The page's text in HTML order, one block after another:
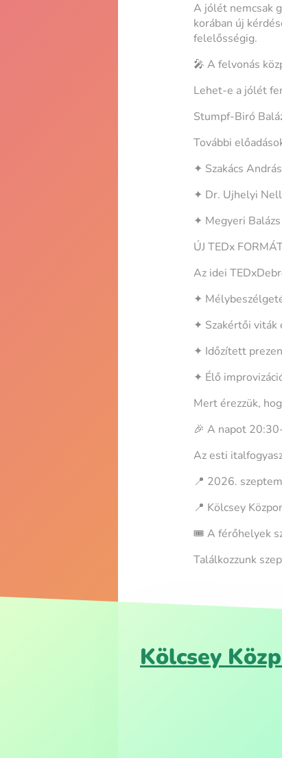
A jólét nemcsak
korában új
felelősségig.
🎤 A felvonás
Lehet-e a jólét
Stumpf-Biró
További
✦ Szakács
✦ Dr. Ujhelyi
✦ Megyeri
ÚJ TEDx
Az idei
✦
✦ Szakértői viták
✦ Időzített
✦ Élő
Mert érezzük,
🎉 A napot
Az esti
📍 2026.
📍 Kölcsey
🎟️ A férőhelyek
Találkozzunk
Kölcsey